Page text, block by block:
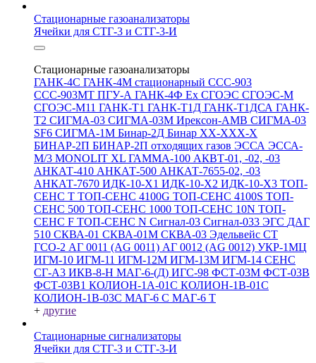
Стационарные газоанализаторы
Ячейки для СТГ-3 и СТГ-3-И
Стационарные газоанализаторы
ГАНК-4С ГАНК-4М стационарный ССС-903
ССС-903МТ ПГУ-А ГАНК-4Ф Ex СГОЭС СГОЭС-М
СГОЭС-М11 ГАНК-Т1 ГАНК-Т1Д ГАНК-Т1ДСА ГАНК-
Т2 СИГМА-03 СИГМА-03М Ирексон-АМВ СИГМА-03
SF6 СИГМА-1М Бинар-2Д Бинар ХХ-ХХХ-Х
БИНАР-2П БИНАР-2П отходящих газов ЭССА ЭССА-
М/3 MONOLIT XL ГАММА-100 АКВТ-01, -02, -03
АНКАТ-410 АНКАТ-500 АНКАТ-7655-02, -03
АНКАТ-7670 ИДК-10-Х1 ИДК-10-Х2 ИДК-10-Х3 ТОП-
СЕНС Т ТОП-СЕНС 4100G ТОП-СЕНС 4100S ТОП-
СЕНС 500 ТОП-СЕНС 1000 ТОП-СЕНС 10N ТОП-
СЕНС F ТОП-СЕНС N Сигнал-03 Сигнал-033 ЭГС ДАГ
510 СКВА-01 СКВА-01М СКВА-03 Эдельвейс СТ
ГСО-2 АГ 0011 (AG 0011) АГ 0012 (AG 0012) УКР-1МЦ
ИГМ-10 ИГМ-11 ИГМ-12М ИГМ-13М ИГМ-14 СЕНС
СГ-А3 ИКВ-8-Н МАГ-6-(Д) ИГС-98 ФСТ-03М ФСТ-03В
ФСТ-03В1 КОЛИОН-1А-01С КОЛИОН-1В-01С
КОЛИОН-1В-03С МАГ-6 С МАГ-6 Т
+ другие
Стационарные сигнализаторы
Ячейки для СТГ-3 и СТГ-3-И